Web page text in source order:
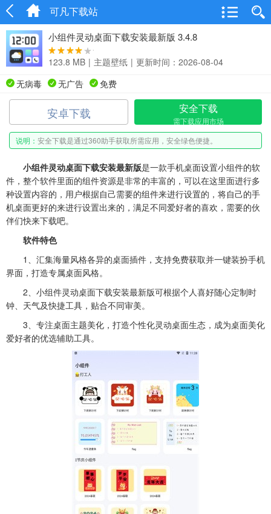
可凡下载站
小组件灵动桌面下载安装最新版 3.4.8
123.8 MB | 主题壁纸 | 更新时间：2026-08-04
无病毒
无广告 免费
安卓下载 安全下载
需下载应用市场
说明： 安全下载是通过360助手获取所需应用，安全绿色便捷。
小组件灵动桌面下载安装最新版是一款手机桌面设置小组件的软
件，整个软件里面的组件资源是非常的丰富的，可以在这里面进行多
种设置内容的，用户根据自己需要的组件来进行设置的，将自己的手
机桌面更好的来进行设置出来的，满足不同爱好者的喜欢，需要的伙
伴们快来下载吧。
软件特色
1、汇集海量风格各异的桌面插件，支持免费获取并一键装扮手机
界面，打造专属桌面风格。
2、小组件灵动桌面下载安装最新版可根据个人喜好随心定制时
钟、天气及快捷工具，贴合不同审美。
3、专注桌面主题美化，打造个性化灵动桌面生态，成为桌面美化
爱好者的优选辅助工具。